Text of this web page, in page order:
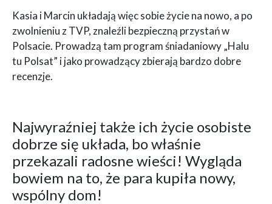
Kasia i Marcin układają więc sobie życie na nowo, a po
zwolnieniu z TVP, znaleźli bezpieczną przystań w
Polsacie. Prowadzą tam program śniadaniowy „Halu
tu Polsat” i jako prowadzący zbierają bardzo dobre
recenzje.
Najwyraźniej także ich życie osobiste
dobrze się układa, bo właśnie
przekazali radosne wieści! Wygląda
bowiem na to, że para kupiła nowy,
wspólny dom!